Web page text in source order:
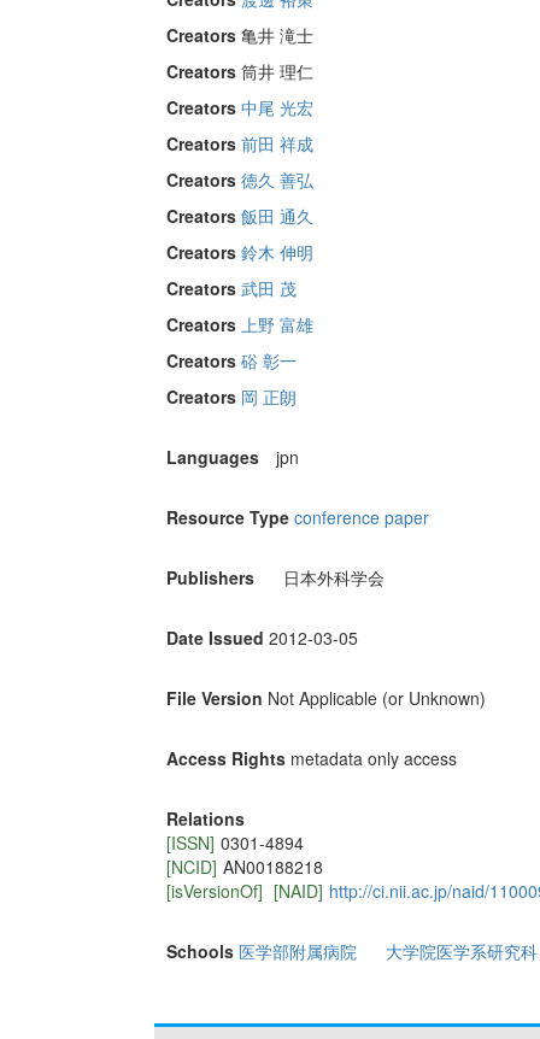
Creators 亀井 滝士
Creators 筒井 理仁
Creators 中尾 光宏
Creators 前田 祥成
Creators 徳久 善弘
Creators 飯田 通久
Creators 鈴木 伸明
Creators 武田 茂
Creators 上野 富雄
Creators 硲 彰一
Creators 岡 正朗
Languages jpn
Resource Type conference paper
Publishers 日本外科学会
Date Issued 2012-03-05
File Version Not Applicable (or Unknown)
Access Rights metadata only access
Relations
[ISSN] 0301‐4894
[NCID] AN00188218
[isVersionOf] [NAID] http://ci.nii.ac.jp/naid/
Schools 医学部附属病院 大学院医学系研究